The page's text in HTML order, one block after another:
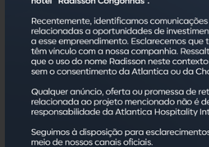
agregam a oferta de mais de 27 mil
de 60 cidades no Brasil. Possui mais
colaboradores capacitados para
forma seus investidores e hóspedes,
transparência e da alta qualidade.
A Atlantica Hospitality International
exclusivas com quatro das maiores
Comfort, Comfort Suites, Quality e